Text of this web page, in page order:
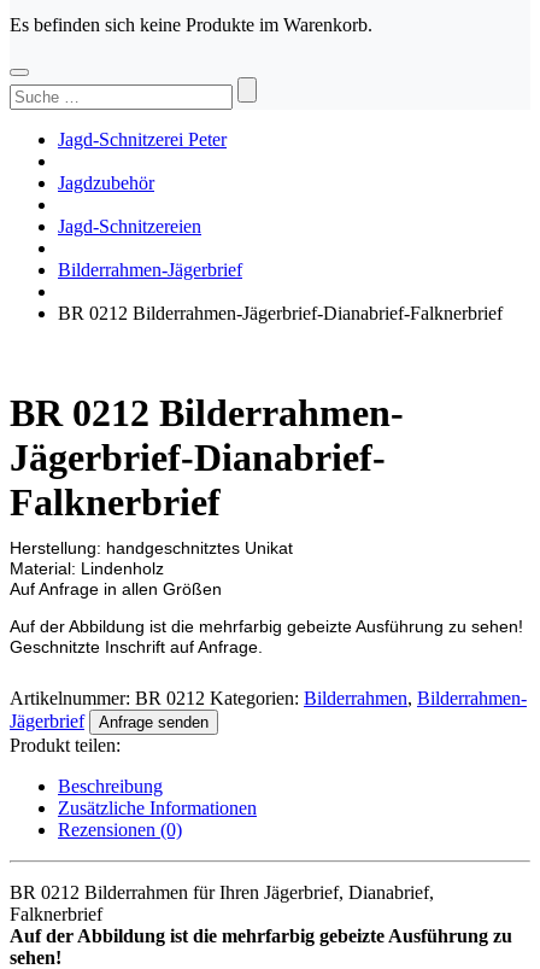
Es befinden sich keine Produkte im Warenkorb.
Suchen
nach:
Jagd-Schnitzerei Peter
Jagdzubehör
Jagd-Schnitzereien
Bilderrahmen-Jägerbrief
BR 0212 Bilderrahmen-Jägerbrief-Dianabrief-Falknerbrief
BR 0212 Bilderrahmen-
Jägerbrief-Dianabrief-
Falknerbrief
Herstellung: handgeschnitztes Unikat
Material: Lindenholz
Auf Anfrage in allen Größen
Auf der Abbildung ist die mehrfarbig gebeizte Ausführung zu sehen!
Geschnitzte Inschrift auf Anfrage.
Artikelnummer: BR 0212 Kategorien: Bilderrahmen, Bilderrahmen-
Jägerbrief
Anfrage senden
Produkt teilen:
Beschreibung
Zusätzliche Informationen
Rezensionen (0)
BR 0212 Bilderrahmen für Ihren Jägerbrief, Dianabrief,
Falknerbrief
Auf der Abbildung ist die mehrfarbig gebeizte Ausführung zu
sehen!